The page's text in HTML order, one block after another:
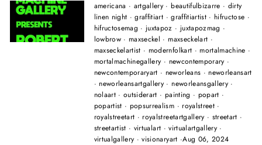
americana · artgallery ·beautifulbizarre · dirty
linen night ·graffitiart ·graffitiartist· hifructose ·
hifructosemag ·juxtapoz · juxtapozmag ·
lowbrow · maxseckel · maxseckelart ·
maxseckelartist · modernfolkart · mortalmachine ·
mortalmachinegallery · newcontemporary ·
newcontemporaryart · neworleans · neworleansart
· neworleansartgallery · neworleansgallery·
nolaart ·outsiderart · painting · popart ·
popartist · popsurrealism · royalstreet·
royalstreetart · royalstreetartgallery · streetart ·
streetartist · virtualart ·virtualartgallery ·
virtualgallery ·visionaryart ·Aug 06, 2024